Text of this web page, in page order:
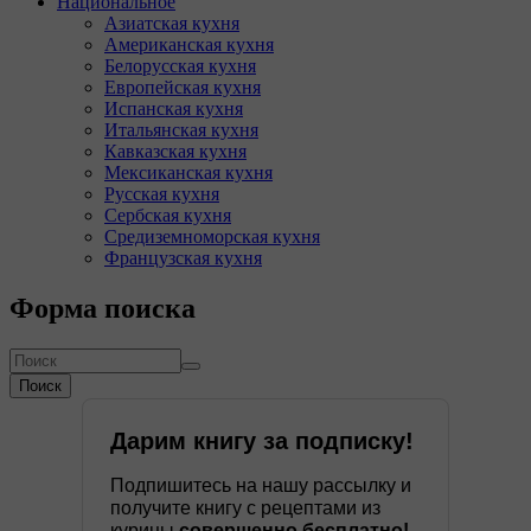
Азиатская кухня
Американская кухня
Белорусская кухня
Европейская кухня
Испанская кухня
Итальянская кухня
Кавказская кухня
Мексиканская кухня
Русская кухня
Сербская кухня
Средиземноморская кухня
Французская кухня
Форма поиска
Поиск
Дарим книгу за подписку!
Подпишитесь на нашу рассылку и
получите книгу с рецептами из